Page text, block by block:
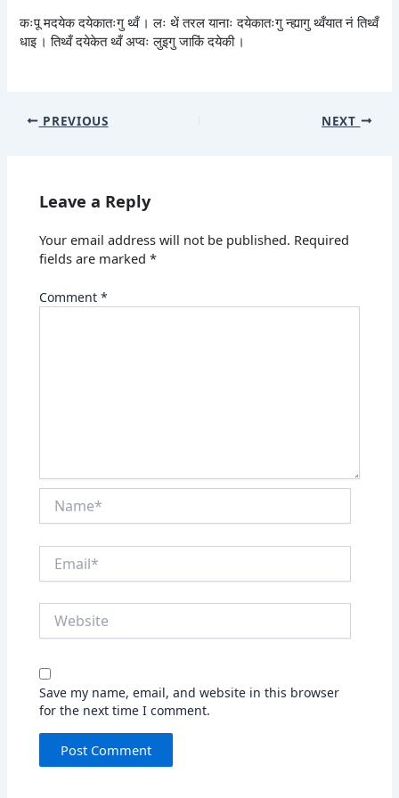
कःपू मदयेक दयेकातःगु थ्वँ । लः थें तरल यानाः दयेकातःगु न्ह्यागु थ्वँयात नं तिथ्वँ
धाइ । तिथ्वँ दयेकेत थ्वँ अप्वः लुइगु जाकिं दयेकी ।
PREVIOUS NEXT
Leave a Reply
Your email address will not be published. Required
fields are marked*
Comment*
Save my name, email, and website in this browser
for the next time I comment.